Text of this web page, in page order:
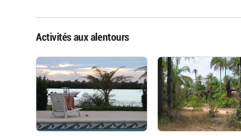
Activités aux alentours